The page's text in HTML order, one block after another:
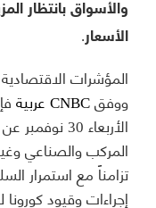
والأسواق بانتظار
الأسعار.
المؤشرات
ووفقCNBC عربية
الأربعاء 30
المركب والصناعي
تزامناً مع استمرار
إجراءات وقيود